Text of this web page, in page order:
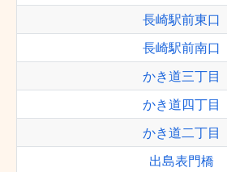
長崎駅前東口
長崎駅前南口
かき道三丁目
かき道四丁目
かき道二丁目
出島表門橋